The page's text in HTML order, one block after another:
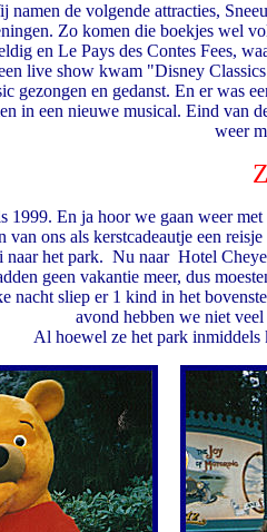
namen de volgende attracties,
Zo komen die boekjes wel
en Le Pays des Contes Fees,
live show kwam "Disney
gezongen en gedanst. En er was
in een nieuwe musical. Eind van
weer
1999. En ja hoor we gaan weer
van ons als kerstcadeautje een
naar het park. Nu naar Hotel
geen vakantie meer, dus
nacht sliep er 1 kind in het
avond hebben we niet
Al hoewel ze het park inmiddels